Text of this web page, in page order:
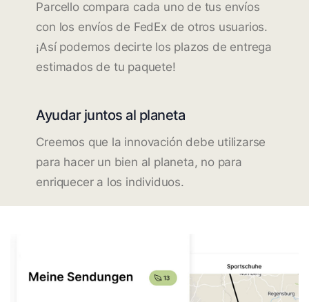
Parcello compara cada uno de tus envíos
con los envíos de FedEx de otros usuarios.
¡Así podemos decirte los plazos de entrega
estimados de tu paquete!
Ayudar juntos al planeta
Creemos que la innovación debe utilizarse
para hacer un bien al planeta, no para
enriquecer a los individuos.